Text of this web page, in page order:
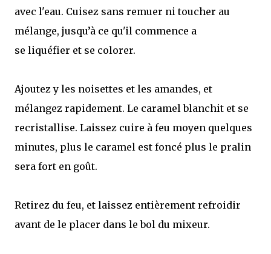
avec l'eau. Cuisez sans remuer ni toucher au
mélange, jusqu’à ce qu'il commence a
se liquéfier et se colorer.
Ajoutez y les noisettes et les amandes, et
mélangez rapidement. Le caramel blanchit et se
recristallise. Laissez cuire à feu moyen quelques
minutes, plus le caramel est foncé plus le pralin
sera fort en goût.
Retirez du feu, et laissez entièrement refroidir
avant de le placer dans le bol du mixeur.